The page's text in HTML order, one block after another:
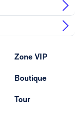
Zone VIP
Boutique
Tour